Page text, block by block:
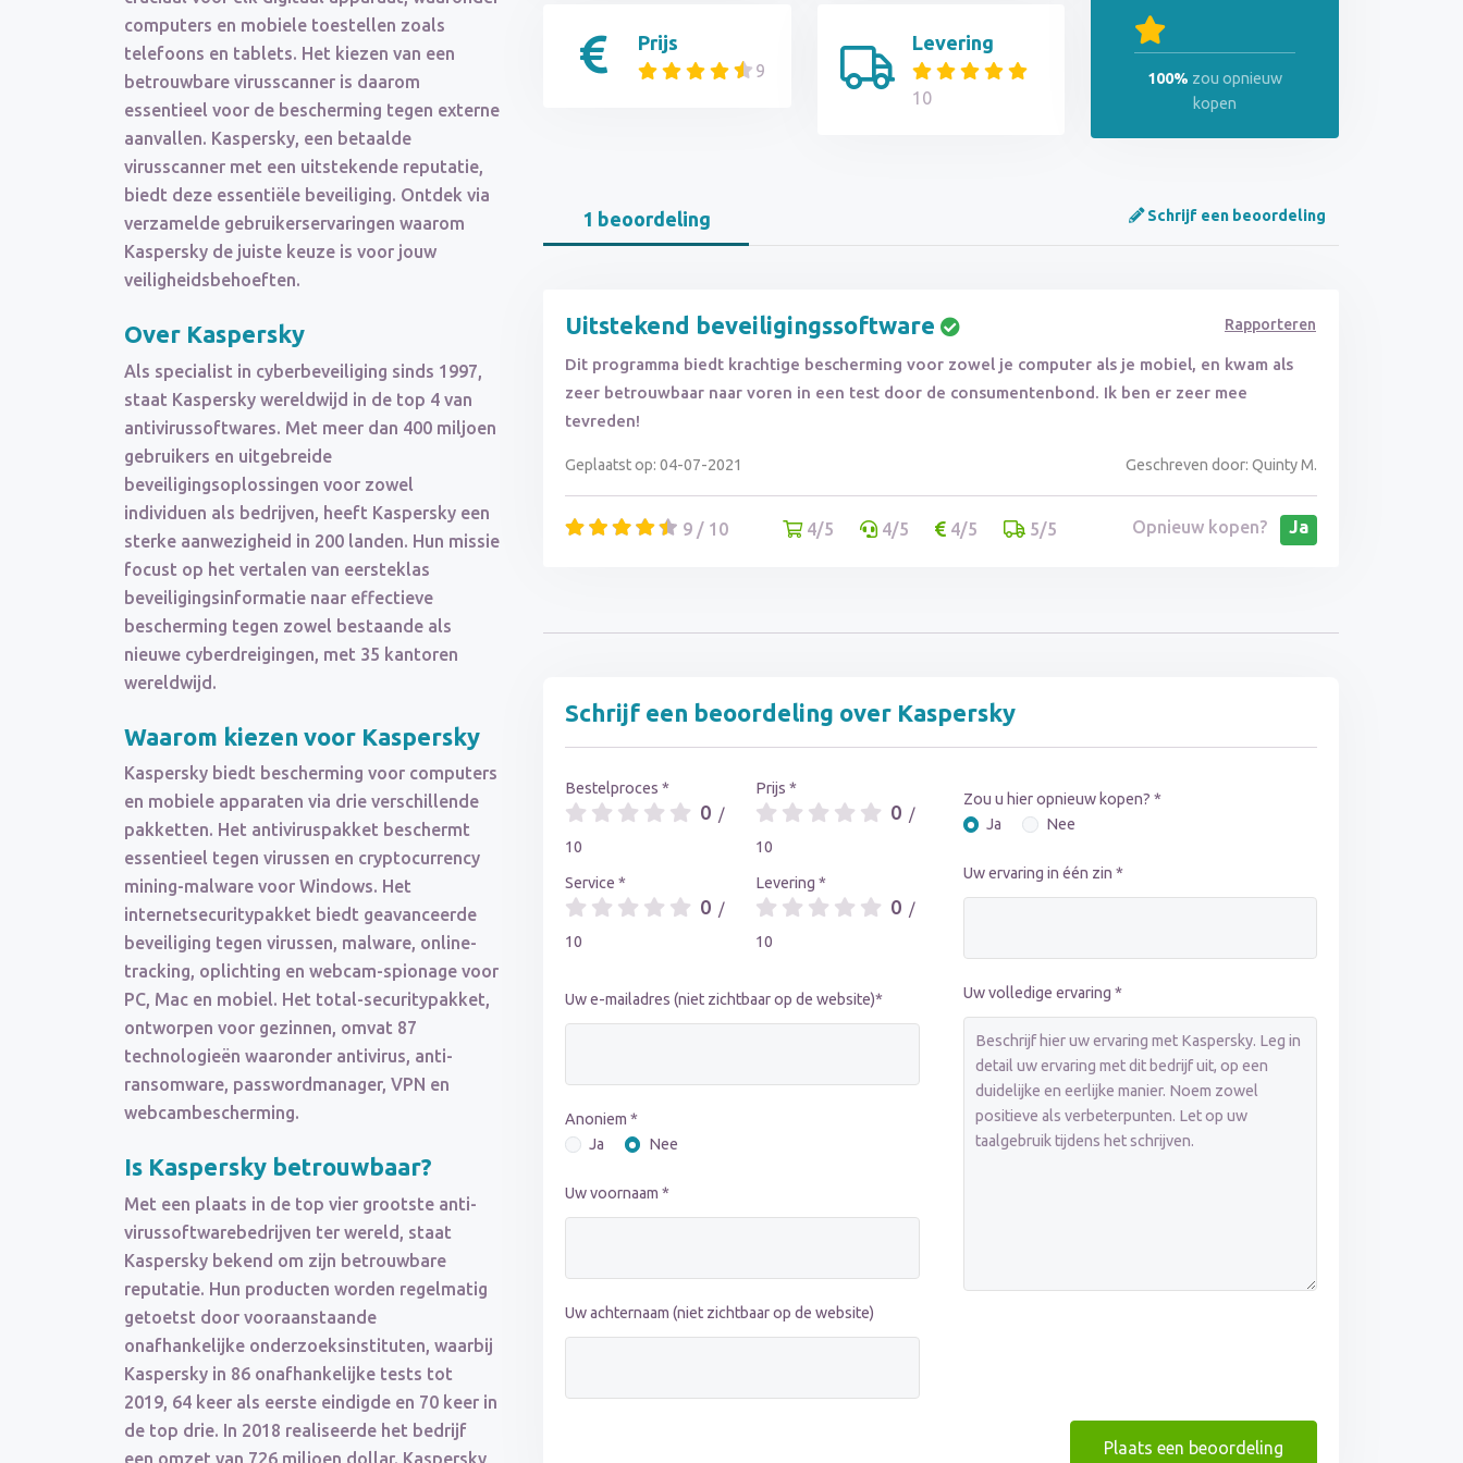
computers en mobiele toestellen zoals
telefoons en tablets. Het kiezen van een
betrouwbare virusscanner is daarom
essentieel voor de bescherming tegen externe
aanvallen. Kaspersky, een betaalde
virusscanner met een uitstekende reputatie,
biedt deze essentiële beveiliging. Ontdek via
verzamelde gebruikerservaringen waarom
Kaspersky de juiste keuze is voor jouw
veiligheidsbehoeften.
Over Kaspersky
Als specialist in cyberbeveiliging sinds 1997,
staat Kaspersky wereldwijd in de top 4 van
antivirussoftwares. Met meer dan 400 miljoen
gebruikers en uitgebreide
beveiligingsoplossingen voor zowel
individuen als bedrijven, heeft Kaspersky een
sterke aanwezigheid in 200 landen. Hun missie
focust op het vertalen van eersteklas
beveiligingsinformatie naar effectieve
bescherming tegen zowel bestaande als
nieuwe cyberdreigingen, met 35 kantoren
wereldwijd.
Waarom kiezen voor Kaspersky
Kaspersky biedt bescherming voor computers
en mobiele apparaten via drie verschillende
pakketten. Het antiviruspakket beschermt
essentieel tegen virussen en cryptocurrency
mining-malware voor Windows. Het
internetsecuritypakket biedt geavanceerde
beveiliging tegen virussen, malware, online-
tracking, oplichting en webcam-spionage voor
PC, Mac en mobiel. Het total-securitypakket,
ontworpen voor gezinnen, omvat 87
technologieën waaronder antivirus, anti-
ransomware, passwordmanager, VPN en
webcambescherming.
Is Kaspersky betrouwbaar?
Met een plaats in de top vier grootste anti-
virussoftwarebedrijven ter wereld, staat
Kaspersky bekend om zijn betrouwbare
reputatie. Hun producten worden regelmatig
getoetst door vooraanstaande
onafhankelijke onderzoeksinstituten, waarbij
Kaspersky in 86 onafhankelijke tests tot
2019, 64 keer als eerste eindigde en 70 keer in
de top drie. In 2018 realiseerde het bedrijf
een omzet van 726 miljoen dollar. Kaspersky
Prijs
9
Levering
10
100% zou opnieuw
kopen
1 beoordeling Schrijf een beoordeling
Uitstekend beveiligingssoftware Rapporteren
Dit programma biedt krachtige bescherming voor zowel je computer als je mobiel, en kwam als
zeer betrouwbaar naar voren in een test door de consumentenbond. Ik ben er zeer mee
tevreden!
Geplaatst op: 04-07-2021 Geschreven door: Quinty M.
9 / 10 4/5 4/5 4/5 5/5 Opnieuw kopen? Ja
Schrijf een beoordeling over Kaspersky
Bestelproces *
0 /
10
Service *
0 /
10
Prijs *
0 /
10
Levering *
0 /
10
Uw e-mailadres (niet zichtbaar op de website)*
Anoniem *
Ja
Nee
Uw voornaam *
Uw achternaam (niet zichtbaar op de website)
Zou u hier opnieuw kopen? *
Ja
Nee
Uw ervaring in één zin *
Uw volledige ervaring *
Plaats een beoordeling